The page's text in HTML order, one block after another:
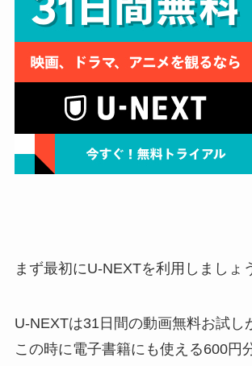
まず最初にU-NEXTを利用しましょ
U-NEXTは31日間の動画無料お試し
この時に電子書籍にも使える600円